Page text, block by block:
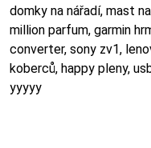
domky na nářadí, mast
million parfum, garmin
converter, sony zv1,
koberců, happy pleny,
yyyyy